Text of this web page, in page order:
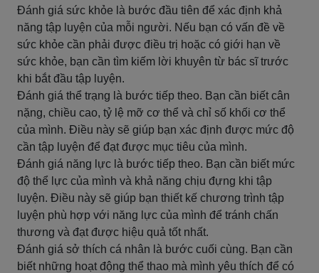
Đánh giá sức khỏe là bước đầu tiên để xác định khả
năng tập luyện của mỗi người. Nếu bạn có vấn đề về
sức khỏe cần phải được điều trị hoặc có giới hạn về
sức khỏe, bạn cần tìm kiếm lời khuyên từ bác sĩ trước
khi bắt đầu tập luyện.
Đánh giá thể trạng là bước tiếp theo. Bạn cần biết cân
nặng, chiều cao, tỷ lệ mỡ cơ thể và chỉ số khối cơ thể
của mình. Điều này sẽ giúp bạn xác định được mức độ
cần tập luyện để đạt được mục tiêu của mình.
Đánh giá năng lực là bước tiếp theo. Bạn cần biết mức
độ thể lực của mình và khả năng chịu đựng khi tập
luyện. Điều này sẽ giúp bạn thiết kế chương trình tập
luyện phù hợp với năng lực của mình để tránh chấn
thương và đạt được hiệu quả tốt nhất.
Đánh giá sở thích cá nhân là bước cuối cùng. Bạn cần
biết những hoạt động thể thao mà mình yêu thích để có